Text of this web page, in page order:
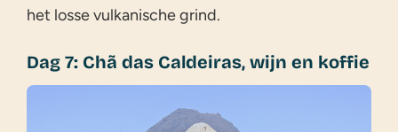
het losse vulkanische grind.
Dag 7: Chã das Caldeiras, wijn en koffie